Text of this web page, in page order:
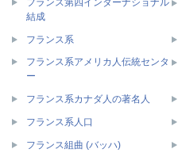
フランス第四インターナショナル
結成
フランス系
フランス系アメリカ人伝統センタ
ー
フランス系カナダ人の著名人
フランス系人口
フランス組曲 (バッハ)